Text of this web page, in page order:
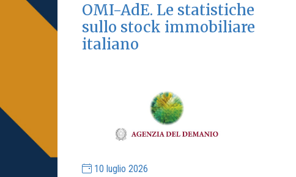
OMI-AdE. Le statistiche
sullo stock immobiliare
italiano
10 luglio 2026